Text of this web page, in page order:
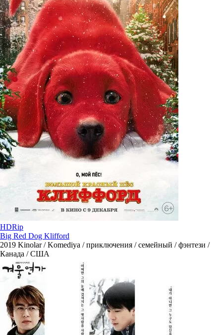
HDRip
Big Red Dog Klifford
2019 Kinolar / Komediya / приключения / семейный / фэнтези /
Канада / США